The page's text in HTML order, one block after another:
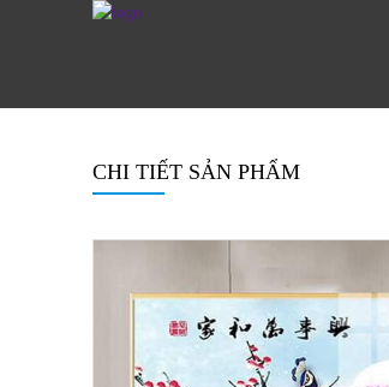
CHI TIẾT SẢN PHẨM